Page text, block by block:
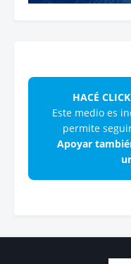
HACÉ
Este medio es
permite
Apoyar